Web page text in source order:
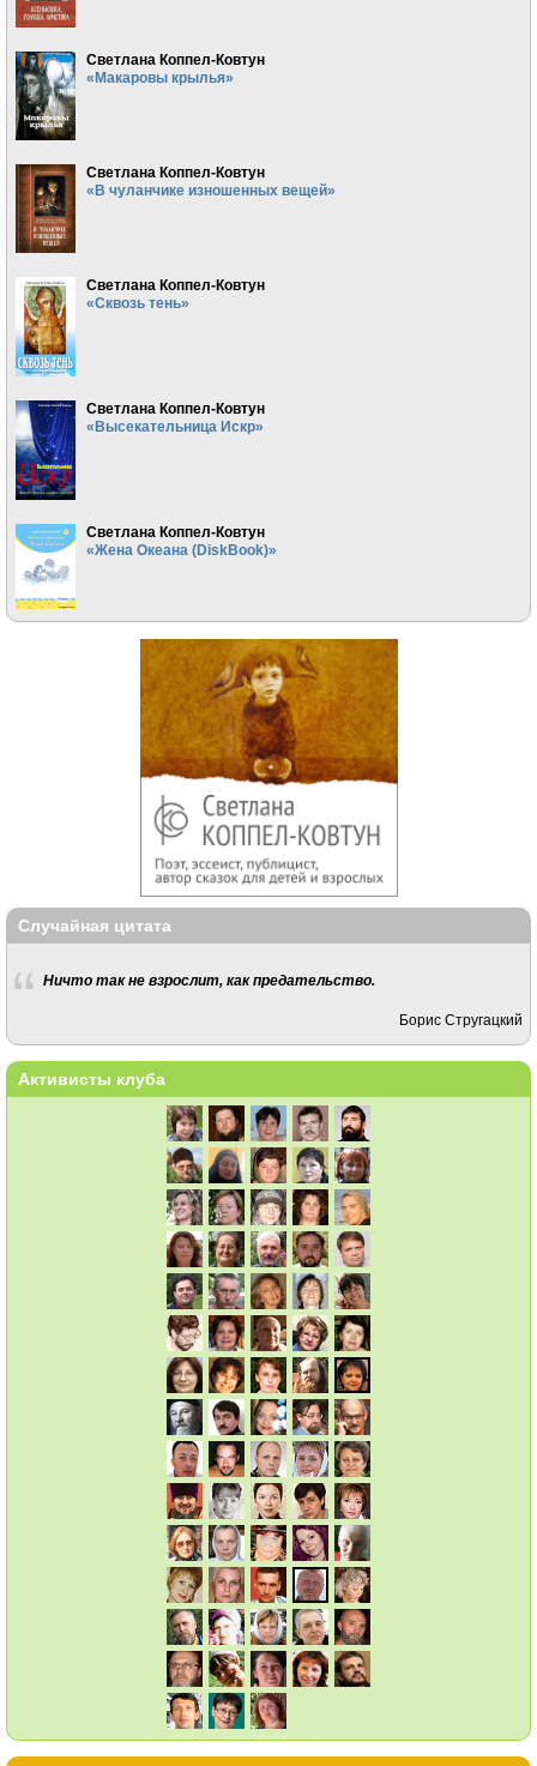
Светлана Коппел-Ковтун
«Макаровы крылья»
Светлана Коппел-Ковтун
«В чуланчике изношенных вещей»
Светлана Коппел-Ковтун
«Сквозь тень»
Светлана Коппел-Ковтун
«Высекательница Искр»
Светлана Коппел-Ковтун
«Жена Океана (DiskBook)»
Случайная цитата
Ничто так не взрослит, как предательство.
Борис Стругацкий
Активисты клуба